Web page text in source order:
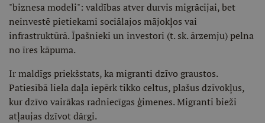
"biznesa modeli": valdības atver durvis migrācijai, bet
neinvestē pietiekami sociālajos mājokļos vai
infrastruktūrā. Īpašnieki un investori (t. sk. ārzemju) pelna
no īres kāpuma.
Ir maldīgs priekšstats, ka migranti dzīvo graustos.
Patiesībā liela daļa iepērk tikko celtus, plašus dzīvokļus,
kur dzīvo vairākas radniecīgas ģimenes. Migranti bieži
atļaujas dzīvot dārgi.